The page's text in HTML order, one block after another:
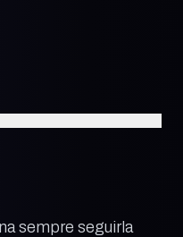
sempre seguirla